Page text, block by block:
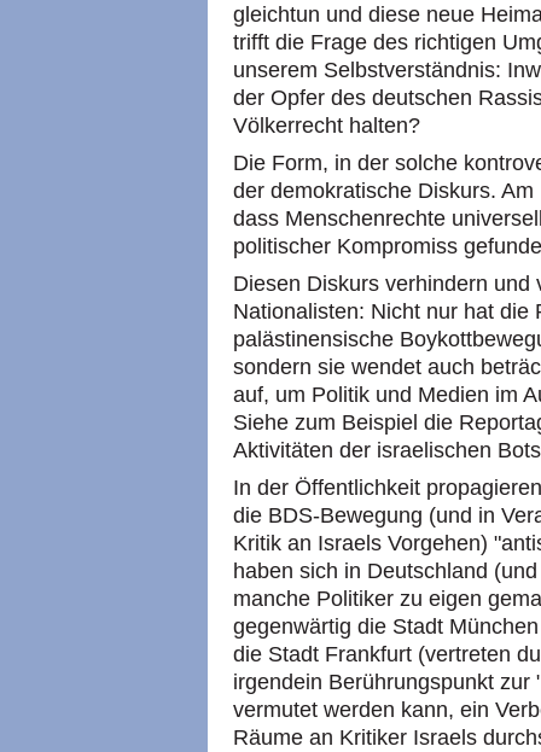
gleichtun und diese neue
trifft die Frage des richtigen
unserem Selbstverständnis:
der Opfer des deutschen
Völkerrecht halten?
Die Form, in der solche
der demokratische Diskurs.
dass Menschenrechte
politischer Kompromiss
Diesen Diskurs verhindern
Nationalisten: Nicht nur hat die
palästinensische
sondern sie wendet auch
auf, um Politik und Medien im
Siehe zum Beispiel die
Aktivitäten der israelischen
In der Öffentlichkeit
die BDS-Bewegung (und in
Kritik an Israels Vorgehen)
haben sich in Deutschland
manche Politiker zu eigen
gegenwärtig die Stadt
die Stadt Frankfurt (vertreten
irgendein Berührungspunkt
vermutet werden kann, ein
Räume an Kritiker Israels